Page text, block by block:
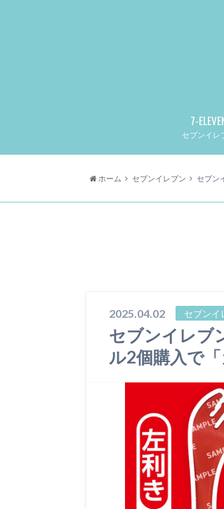
セブンイレ
7-
ホーム セブンイレブン セブン
2025.04.02 セブンイ
セブンイレブ
ル2個購入で